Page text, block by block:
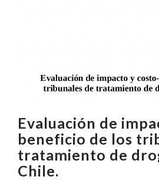
Evaluación de
beneficio de los
tratamiento de
Chile.